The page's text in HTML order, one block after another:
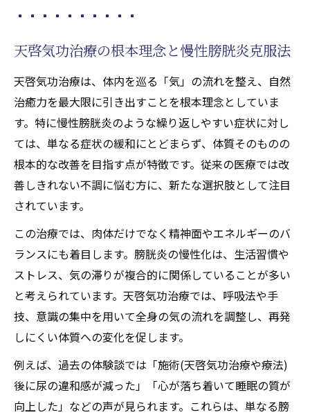
天啓気功治療の根本理念と慢性膀胱炎克服法
天啓気功治療は、体内を巡る「気」の流れを整え、自然
治癒力を最大限に引き出すことを根本理念としていま
す。特に慢性膀胱炎のような繰り返しやすい症状に対し
ては、単なる症状の緩和にとどまらず、体質そのものの
根本的な改善を目指す点が特徴です。従来の医療では改
善しきれない不調に悩む方に、新たな選択肢として注目
されています。
この治療では、肉体だけでなく精神面やエネルギーのバ
ランスにも着目します。膀胱炎の慢性化は、生活習慣や
ストレス、気の滞りが複合的に関係していることが多い
と考えられています。天啓気功治療では、呼吸法や手
技、意識の集中を用いて全身の気の流れを調整し、再発
しにくい体質への変化を促します。
例えば、過去の体験談では「施術(天啓気功治療や療法)
後に尿の違和感が減った」「心が落ち着いて睡眠の質が
向上した」などの声が見られます。これらは、単なる膀